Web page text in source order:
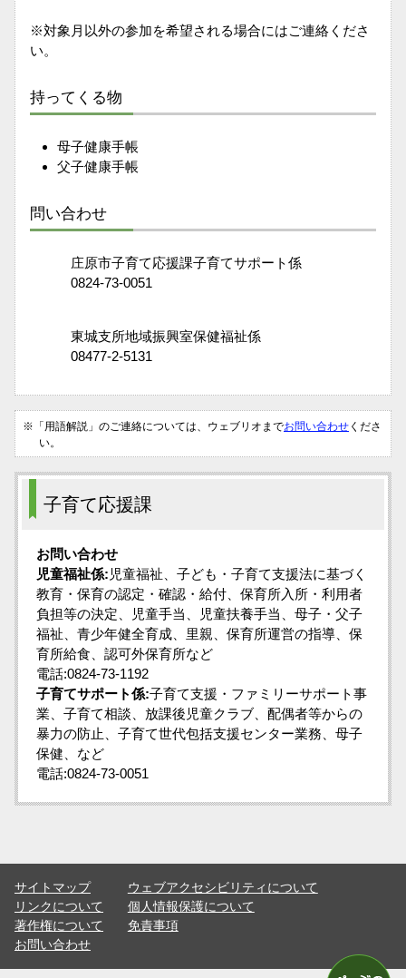
※対象月以外の参加を希望される場合にはご連絡くださ
い。
持ってくる物
母子健康手帳
父子健康手帳
問い合わせ
庄原市子育て応援課子育てサポート係
0824‐73‐0051
東城支所地域振興室保健福祉係
08477‐2‐5131
※「用語解説」のご連絡については、ウェブリオまでお問い合わせ くださ
い。
子育て応援課
お問い合わせ
児童福祉係: 児童福祉、子ども・子育て支援法に基づく
教育・保育の認定・確認・給付、保育所入所・利用者
負担等の決定、児童手当、児童扶養手当、母子・父子
福祉、青少年健全育成、里親、保育所運営の指導、保
育所給食、認可外保育所など
電話:0824-73-1192
子育てサポート係:子育て支援・ファミリーサポート事
業、子育て相談、放課後児童クラブ、配偶者等からの
暴力の防止、子育て世代包括支援センター業務、母子
保健、など
電話:0824-73-0051
サイトマップ
ウェブアクセシビリティについて
リンクについて
個人情報保護について
著作権について
免責事項
お問い合わせ